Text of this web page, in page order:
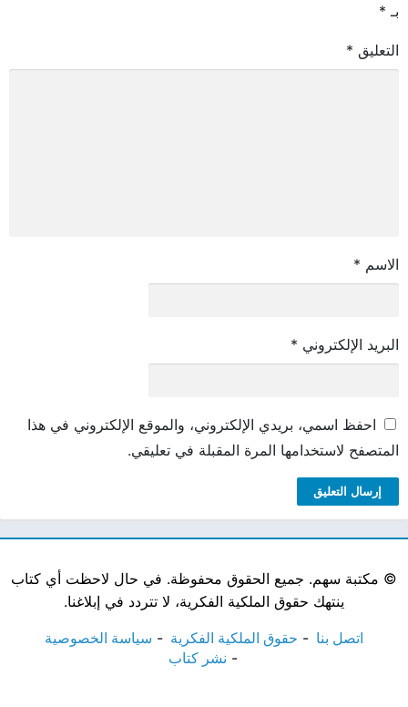
بـ *
التعليق *
الاسم *
البريد الإلكتروني *
احفظ اسمي، بريدي الإلكتروني، والموقع الإلكتروني في هذا
المتصفح لاستخدامها المرة المقبلة في تعليقي.
© مكتبة سهم. جميع الحقوق محفوظة. في حال لاحظت أي كتاب
ينتهك حقوق الملكية الفكرية، لا تتردد في إبلاغنا.
اتصل بنا حقوق الملكية الفكرية
سياسة الخصوصية
نشر كتاب